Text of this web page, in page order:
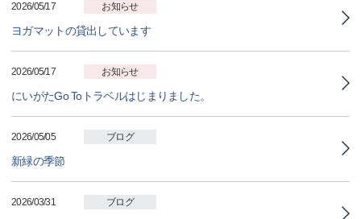
2026/05/17 お知らせ
ヨガマットの貸出しています
2026/05/17 お知らせ
にいがたGo Toトラベルはじまりました。
2026/05/05 ブログ
新緑の季節
2026/03/31 ブログ